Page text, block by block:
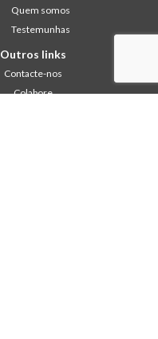
Quem somos
Testemunhas
Outros links
Contacte-nos
Colabore